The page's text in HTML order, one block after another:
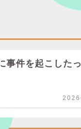
事件を起こした
2026